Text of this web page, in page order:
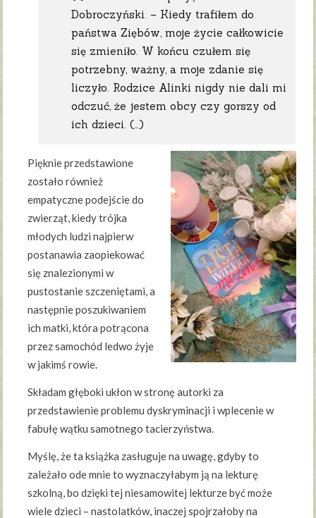
Dobroczyński. – Kiedy trafiłem do
państwa Ziębów, moje życie całkowicie
się zmieniło. W końcu czułem się
potrzebny, ważny, a moje zdanie się
liczyło. Rodzice Alinki nigdy nie dali mi
odczuć, że jestem obcy czy gorszy od
ich dzieci. (…)
Pięknie przedstawione
zostało również
empatyczne podejście do
zwierząt, kiedy trójka
młodych ludzi najpierw
postanawia zaopiekować
się znalezionymi w
pustostanie szczeniętami, a
następnie poszukiwaniem
ich matki, która potrącona
przez samochód ledwo żyje
w jakimś rowie.
Składam głęboki ukłon w stronę autorki za
przedstawienie problemu dyskryminacji i wplecenie w
fabułę wątku samotnego tacierzyństwa.
Myślę, że ta książka zasługuje na uwagę, gdyby to
zależało ode mnie to wyznaczyłabym ją na lekturę
szkolną, bo dzięki tej niesamowitej lekturze być może
wiele dzieci – nastolatków, inaczej spojrzałoby na